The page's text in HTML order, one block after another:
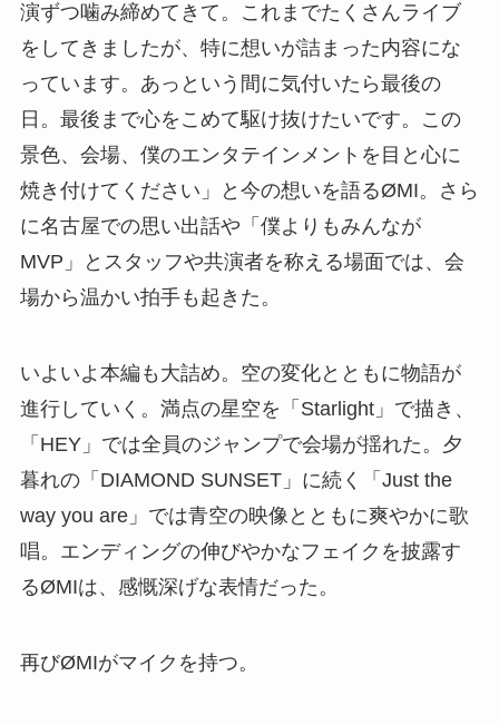
演ずつ噛み締めてきて。これまでたくさんライブ
をしてきましたが、特に想いが詰まった内容にな
っています。あっという間に気付いたら最後の
日。最後まで心をこめて駆け抜けたいです。この
景色、会場、僕のエンタテインメントを目と心に
焼き付けてください」と今の想いを語るØMI。さら
に名古屋での思い出話や「僕よりもみんなが
MVP」とスタッフや共演者を称える場面では、会
場から温かい拍手も起きた。
いよいよ本編も大詰め。空の変化とともに物語が
進行していく。満点の星空を「Starlight」で描き、
「HEY」では全員のジャンプで会場が揺れた。夕
暮れの「DIAMOND SUNSET」に続く「Just the
way you are」では青空の映像とともに爽やかに歌
唱。エンディングの伸びやかなフェイクを披露す
るØMIは、感慨深げな表情だった。
再びØMIがマイクを持つ。